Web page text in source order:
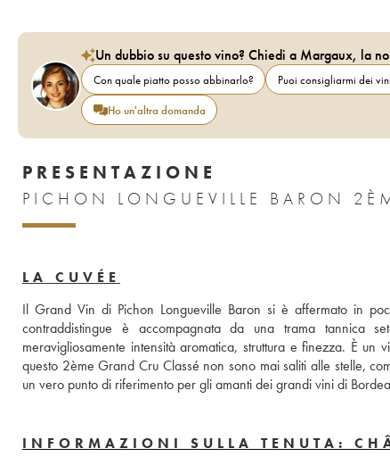
Un dubbio su questo vino? Chiedi a Margaux, la
Con quale piatto posso abbinarlo? Puoi consigliarmi dei
Ho un'altra domanda
PRESENTAZIONE
PICHON LONGUEVILLE BARON
LA CUVÉE
Il Grand Vin di Pichon Longueville Baron si è affermato in
contraddistingue è accompagnata da una trama tannica
meravigliosamente intensità aromatica, struttura e finezza. È
questo 2ème Grand Cru Classé non sono mai saliti alle stelle,
un vero punto di riferimento per gli amanti dei grandi vini di
INFORMAZIONI SULLA TENUTA: